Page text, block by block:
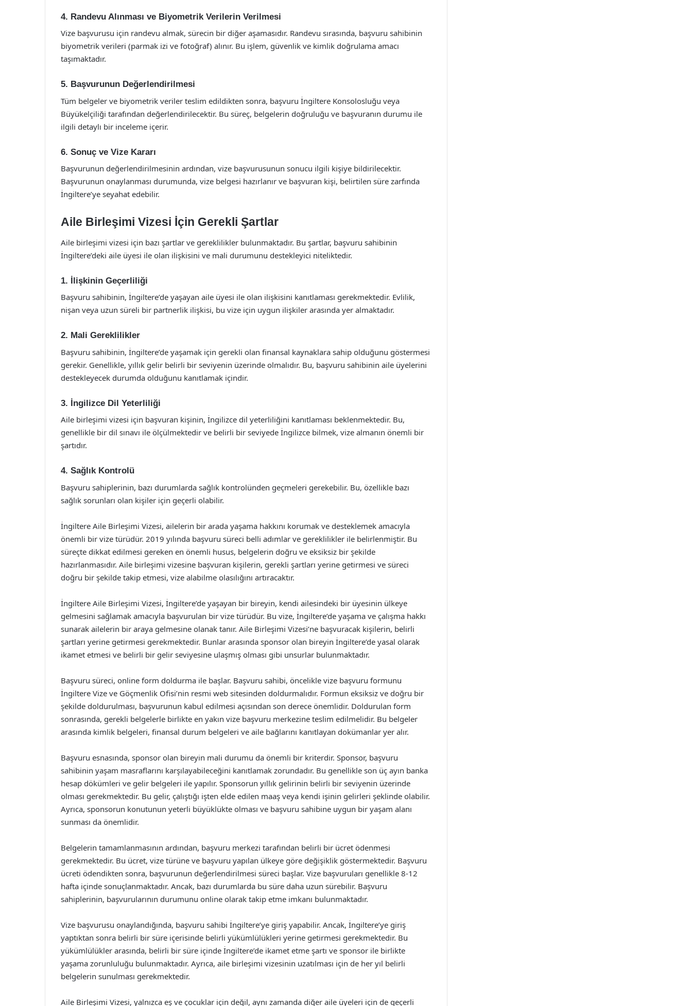
4. Randevu Alınması ve Biyometrik Verilerin Verilmesi
Vize başvurusu için randevu almak, sürecin bir diğer aşamasıdır. Randevu sırasında, başvuru sahibinin
biyometrik verileri (parmak izi ve fotoğraf) alınır. Bu işlem, güvenlik ve kimlik doğrulama amacı
taşımaktadır.
5. Başvurunun Değerlendirilmesi
Tüm belgeler ve biyometrik veriler teslim edildikten sonra, başvuru İngiltere Konsolosluğu veya
Büyükelçiliği tarafından değerlendirilecektir. Bu süreç, belgelerin doğruluğu ve başvuranın durumu ile
ilgili detaylı bir inceleme içerir.
6. Sonuç ve Vize Kararı
Başvurunun değerlendirilmesinin ardından, vize başvurusunun sonucu ilgili kişiye bildirilecektir.
Başvurunun onaylanması durumunda, vize belgesi hazırlanır ve başvuran kişi, belirtilen süre zarfında
İngiltere’ye seyahat edebilir.
Aile Birleşimi Vizesi İçin Gerekli Şartlar
Aile birleşimi vizesi için bazı şartlar ve gereklilikler bulunmaktadır. Bu şartlar, başvuru sahibinin
İngiltere’deki aile üyesi ile olan ilişkisini ve mali durumunu destekleyici niteliktedir.
1. İlişkinin Geçerliliği
Başvuru sahibinin, İngiltere’de yaşayan aile üyesi ile olan ilişkisini kanıtlaması gerekmektedir. Evlilik,
nişan veya uzun süreli bir partnerlik ilişkisi, bu vize için uygun ilişkiler arasında yer almaktadır.
2. Mali Gereklilikler
Başvuru sahibinin, İngiltere’de yaşamak için gerekli olan finansal kaynaklara sahip olduğunu göstermesi
gerekir. Genellikle, yıllık gelir belirli bir seviyenin üzerinde olmalıdır. Bu, başvuru sahibinin aile üyelerini
destekleyecek durumda olduğunu kanıtlamak içindir.
3. İngilizce Dil Yeterliliği
Aile birleşimi vizesi için başvuran kişinin, İngilizce dil yeterliliğini kanıtlaması beklenmektedir. Bu,
genellikle bir dil sınavı ile ölçülmektedir ve belirli bir seviyede İngilizce bilmek, vize almanın önemli bir
şartıdır.
4. Sağlık Kontrolü
Başvuru sahiplerinin, bazı durumlarda sağlık kontrolünden geçmeleri gerekebilir. Bu, özellikle bazı
sağlık sorunları olan kişiler için geçerli olabilir.
İngiltere Aile Birleşimi Vizesi, ailelerin bir arada yaşama hakkını korumak ve desteklemek amacıyla
önemli bir vize türüdür. 2019 yılında başvuru süreci belli adımlar ve gereklilikler ile belirlenmiştir. Bu
süreçte dikkat edilmesi gereken en önemli husus, belgelerin doğru ve eksiksiz bir şekilde
hazırlanmasıdır. Aile birleşimi vizesine başvuran kişilerin, gerekli şartları yerine getirmesi ve süreci
doğru bir şekilde takip etmesi, vize alabilme olasılığını artıracaktır.
İngiltere Aile Birleşimi Vizesi, İngiltere’de yaşayan bir bireyin, kendi ailesindeki bir üyesinin ülkeye
gelmesini sağlamak amacıyla başvurulan bir vize türüdür. Bu vize, İngiltere’de yaşama ve çalışma hakkı
sunarak ailelerin bir araya gelmesine olanak tanır. Aile Birleşimi Vizesi’ne başvuracak kişilerin, belirli
şartları yerine getirmesi gerekmektedir. Bunlar arasında sponsor olan bireyin İngiltere’de yasal olarak
ikamet etmesi ve belirli bir gelir seviyesine ulaşmış olması gibi unsurlar bulunmaktadır.
Başvuru süreci, online form doldurma ile başlar. Başvuru sahibi, öncelikle vize başvuru formunu
İngiltere Vize ve Göçmenlik Ofisi’nin resmi web sitesinden doldurmalıdır. Formun eksiksiz ve doğru bir
şekilde doldurulması, başvurunun kabul edilmesi açısından son derece önemlidir. Doldurulan form
sonrasında, gerekli belgelerle birlikte en yakın vize başvuru merkezine teslim edilmelidir. Bu belgeler
arasında kimlik belgeleri, finansal durum belgeleri ve aile bağlarını kanıtlayan dokümanlar yer alır.
Başvuru esnasında, sponsor olan bireyin mali durumu da önemli bir kriterdir. Sponsor, başvuru
sahibinin yaşam masraflarını karşılayabileceğini kanıtlamak zorundadır. Bu genellikle son üç ayın banka
hesap dökümleri ve gelir belgeleri ile yapılır. Sponsorun yıllık gelirinin belirli bir seviyenin üzerinde
olması gerekmektedir. Bu gelir, çalıştığı işten elde edilen maaş veya kendi işinin gelirleri şeklinde olabilir.
Ayrıca, sponsorun konutunun yeterli büyüklükte olması ve başvuru sahibine uygun bir yaşam alanı
sunması da önemlidir.
Belgelerin tamamlanmasının ardından, başvuru merkezi tarafından belirli bir ücret ödenmesi
gerekmektedir. Bu ücret, vize türüne ve başvuru yapılan ülkeye göre değişiklik göstermektedir. Başvuru
ücreti ödendikten sonra, başvurunun değerlendirilmesi süreci başlar. Vize başvuruları genellikle 8-12
hafta içinde sonuçlanmaktadır. Ancak, bazı durumlarda bu süre daha uzun sürebilir. Başvuru
sahiplerinin, başvurularının durumunu online olarak takip etme imkanı bulunmaktadır.
Vize başvurusu onaylandığında, başvuru sahibi İngiltere’ye giriş yapabilir. Ancak, İngiltere’ye giriş
yaptıktan sonra belirli bir süre içerisinde belirli yükümlülükleri yerine getirmesi gerekmektedir. Bu
yükümlülükler arasında, belirli bir süre içinde İngiltere’de ikamet etme şartı ve sponsor ile birlikte
yaşama zorunluluğu bulunmaktadır. Ayrıca, aile birleşimi vizesinin uzatılması için de her yıl belirli
belgelerin sunulması gerekmektedir.
Aile Birleşimi Vizesi, yalnızca eş ve çocuklar için değil, aynı zamanda diğer aile üyeleri için de geçerli